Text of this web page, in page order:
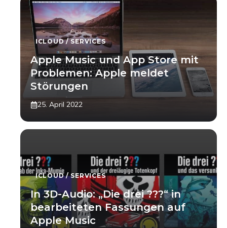
ICLOUD / SERVICES
Apple Music und App Store mit
Problemen: Apple meldet
Störungen
25. April 2022
ICLOUD / SERVICES
In 3D-Audio: „Die drei ???“ in
bearbeiteten Fassungen auf
Apple Music